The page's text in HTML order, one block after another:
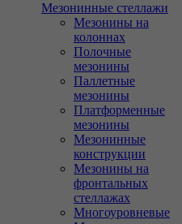
Мезонинные стеллажи
Мезонины на
колоннах
Полочные
мезонины
Паллетные
мезонины
Платформенные
мезонины
Мезонинные
конструкции
Мезонины на
фронтальных
стеллажах
Многоуровневые